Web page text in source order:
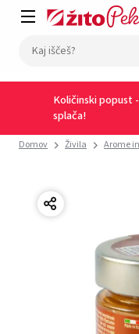
Količinski popust
splača!
Domov Živila Arome